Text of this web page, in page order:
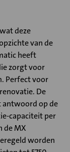
deze
van de
heeft
zorgt voor
Perfect voor
De
antwoord op de
capaciteit per
de MX
worden